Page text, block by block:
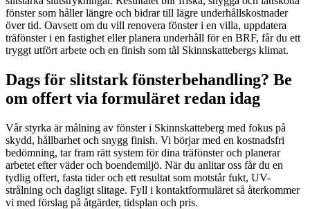
fönster som håller längre och bidrar till lägre underhållskostnader
över tid. Oavsett om du vill renovera fönster i en villa, uppdatera
träfönster i en fastighet eller planera underhåll för en BRF, får du ett
tryggt utfört arbete och en finish som tål Skinnskattebergs klimat.
Dags för slitstark fönsterbehandling? Be
om offert via formuläret redan idag
Vår styrka är målning av fönster i Skinnskatteberg med fokus på
skydd, hållbarhet och snygg finish. Vi börjar med en kostnadsfri
bedömning, tar fram rätt system för dina träfönster och planerar
arbetet efter väder och boendemiljö. När du anlitar oss får du en
tydlig offert, fasta tider och ett resultat som motstår fukt, UV-
strålning och dagligt slitage. Fyll i kontaktformuläret så återkommer
vi med förslag på åtgärder, tidsplan och pris.